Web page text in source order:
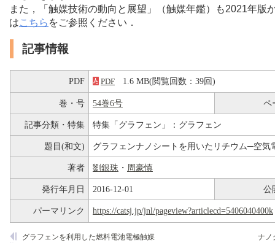
また，「触媒技術の動向と展望」（触媒年鑑）も2021年
はこちら をご参照ください．
記事情報
PDF PDF 1.6 MB(閲覧回数：39回)
巻・号 54巻6号 ペ
記事分類・特集 特集「グラフェン」：グラフェン
題目(和文) グラフェンナノシートを用いたリチウム─空気
著者 劉銀珠 ・ 周豪慎
発行年月日 2016-12-01 公
パーマリンク https://catsj.jp/jnl/pageview?articlecd=5406040400k
グラフェンを利用した燃料電池電極触媒